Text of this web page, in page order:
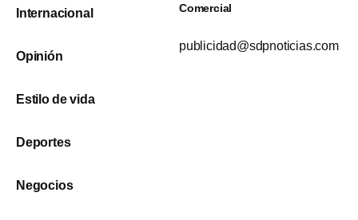
Internacional
Opinión
Estilo de vida
Deportes
Negocios
Comercial
publicidad@sdpnoticias.com